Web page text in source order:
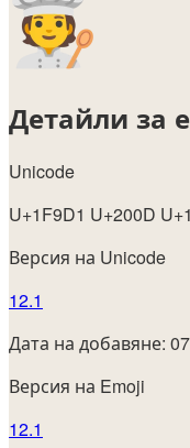
Детайли за
Unicode
U+1F9D1 U+200D
Версия на Unicode
12.1
Дата на добавяне:
Версия на Emoji
12.1